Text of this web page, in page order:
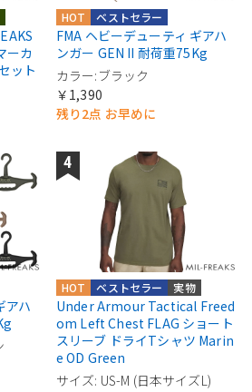
ーカ
ット
ベストセラー
HOT
FMA ヘビーデューティ ギアハ
ンガー GEN II 耐荷重75Kg
カラー:ブラック
￥1,390
残り2点 お早めに
アハ
実物
ベストセラー
HOT
Under Armour Tactical Freed
om Left Chest FLAG ショート
スリーブ ドライTシャツ Marin
e OD Green
サイズ: US-M (日本サイズL)